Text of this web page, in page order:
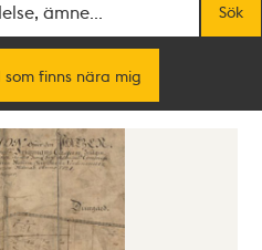
Sök
som finns nära mig